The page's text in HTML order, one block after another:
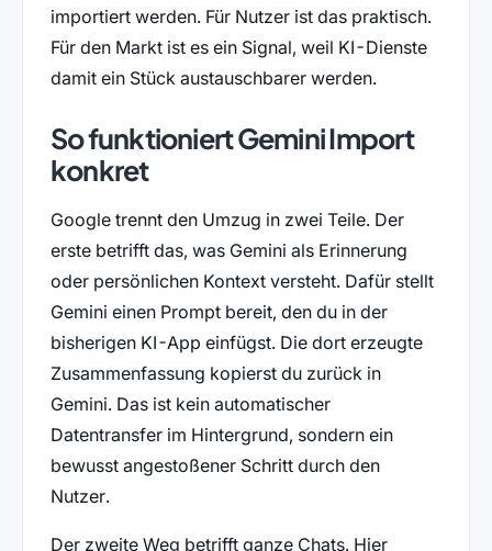
importiert werden. Für Nutzer ist das praktisch.
Für den Markt ist es ein Signal, weil KI-Dienste
damit ein Stück austauschbarer werden.
So funktioniert Gemini Import
konkret
Google trennt den Umzug in zwei Teile. Der
erste betrifft das, was Gemini als Erinnerung
oder persönlichen Kontext versteht. Dafür stellt
Gemini einen Prompt bereit, den du in der
bisherigen KI-App einfügst. Die dort erzeugte
Zusammenfassung kopierst du zurück in
Gemini. Das ist kein automatischer
Datentransfer im Hintergrund, sondern ein
bewusst angestoßener Schritt durch den
Nutzer.
Der zweite Weg betrifft ganze Chats. Hier